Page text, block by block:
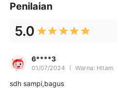
Penilaian
5.0
6****3
01/07/2024 Warna: Hitam
sdh sampi,bagus